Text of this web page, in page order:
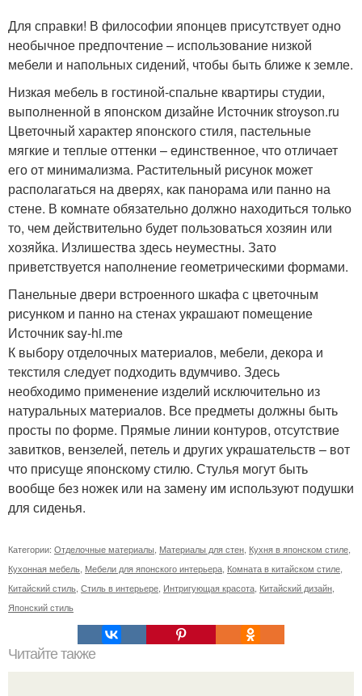
Для справки! В философии японцев присутствует одно
необычное предпочтение – использование низкой
мебели и напольных сидений, чтобы быть ближе к земле.
Низкая мебель в гостиной-спальне квартиры студии,
выполненной в японском дизайне Источник stroyson.ru
Цветочный характер японского стиля, пастельные
мягкие и теплые оттенки – единственное, что отличает
его от минимализма. Растительный рисунок может
располагаться на дверях, как панорама или панно на
стене. В комнате обязательно должно находиться только
то, чем действительно будет пользоваться хозяин или
хозяйка. Излишества здесь неуместны. Зато
приветствуется наполнение геометрическими формами.
Панельные двери встроенного шкафа с цветочным
рисунком и панно на стенах украшают помещение
Источник say-hi.me
К выбору отделочных материалов, мебели, декора и
текстиля следует подходить вдумчиво. Здесь
необходимо применение изделий исключительно из
натуральных материалов. Все предметы должны быть
просты по форме. Прямые линии контуров, отсутствие
завитков, вензелей, петель и других украшательств – вот
что присуще японскому стилю. Стулья могут быть
вообще без ножек или на замену им используют подушки
для сиденья.
Категории: Отделочные материалы Материалы для стен Кухня в японском стиле
Кухонная мебель Мебели для японского интерьера Комната в китайском стиле
Китайский стиль Стиль в интерьере Интригующая красота Китайский дизайн
Японский стиль
Читайте также